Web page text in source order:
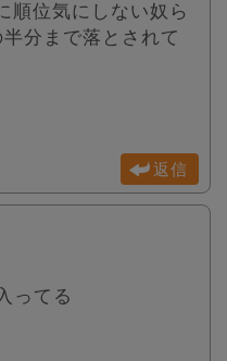
順位気にしない奴ら
分まで落とされて
返信
ってる